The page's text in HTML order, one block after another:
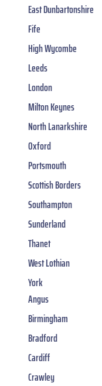
East Dunbartonshire
Fife
High Wycombe
Leeds
London
Milton Keynes
North Lanarkshire
Oxford
Portsmouth
Scottish Borders
Southampton
Sunderland
Thanet
West Lothian
York
Angus
Birmingham
Bradford
Cardiff
Crawley